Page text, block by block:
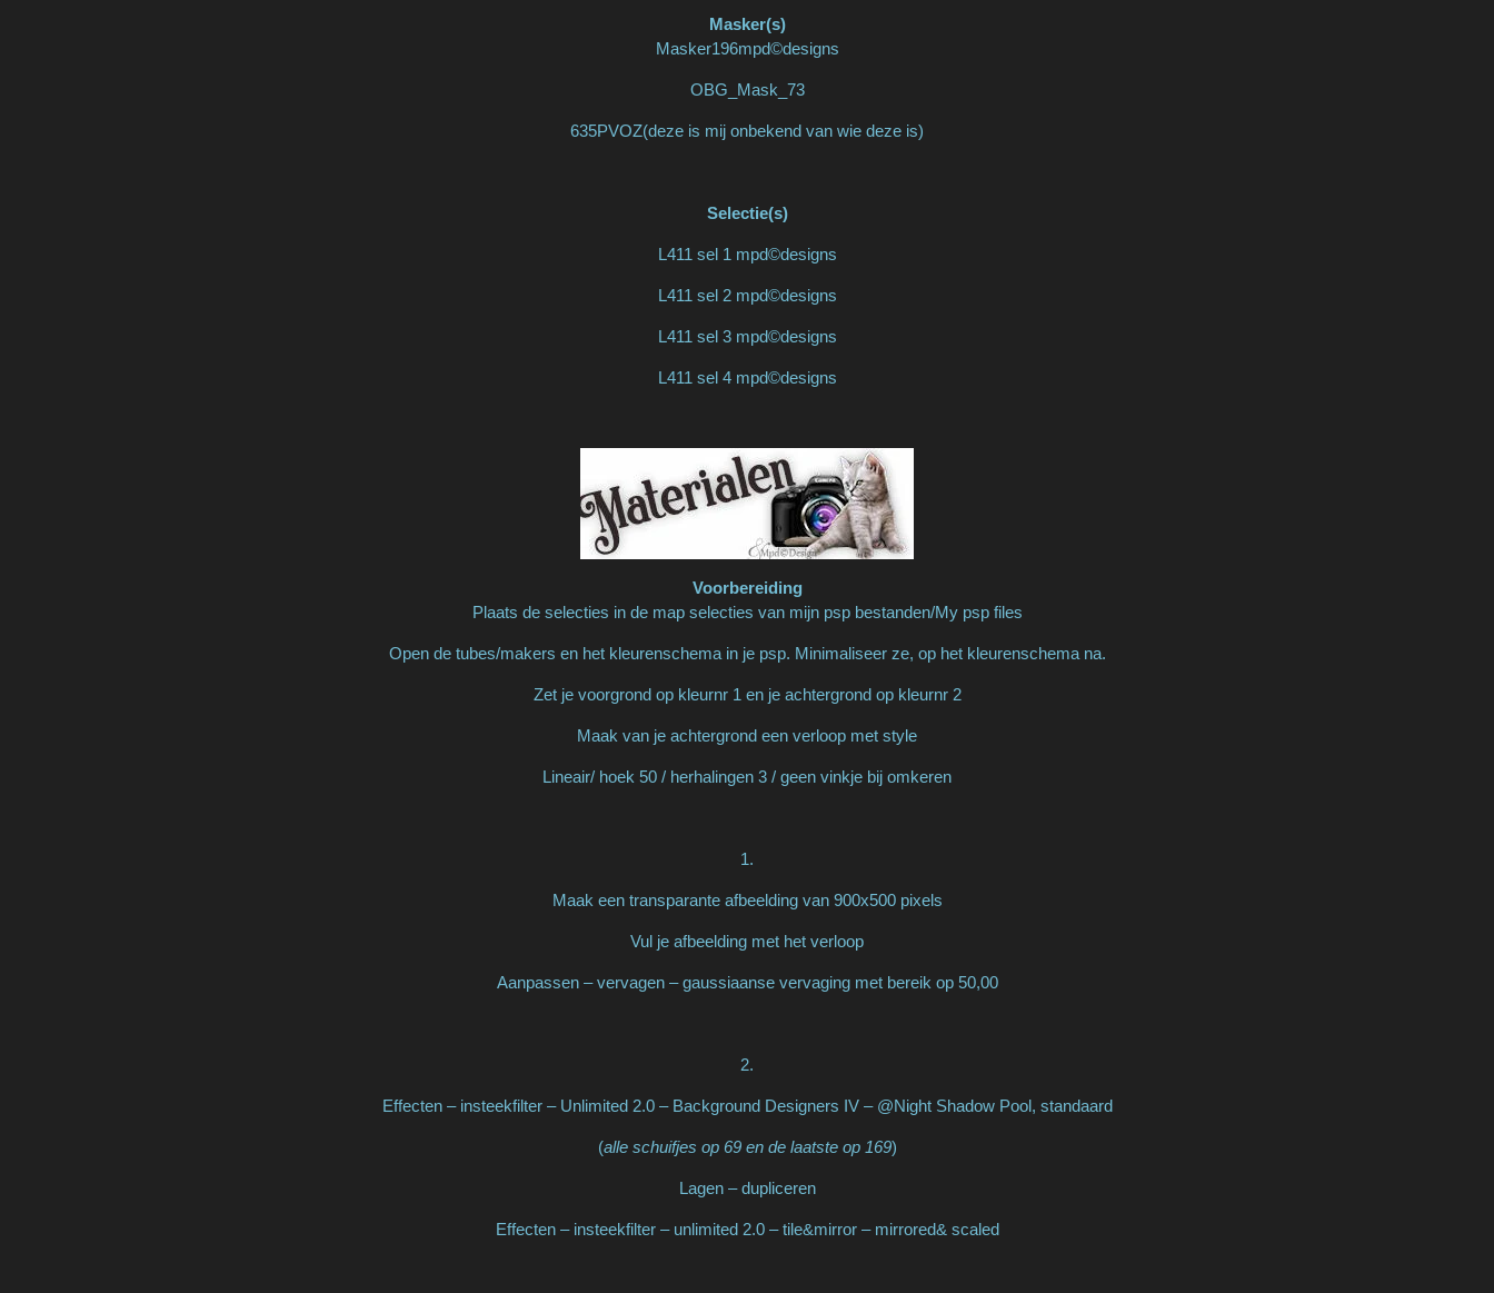
Masker(s)
Masker196mpd©designs
OBG_Mask_73
635PVOZ(deze is mij onbekend van wie deze is)
Selectie(s)
L411 sel 1 mpd©designs
L411 sel 2 mpd©designs
L411 sel 3 mpd©designs
L411 sel 4 mpd©designs
Voorbereiding
Plaats de selecties in de map selecties van mijn psp bestanden/My psp files
Open de tubes/makers en het kleurenschema in je psp. Minimaliseer ze, op het kleurenschema na.
Zet je voorgrond op kleurnr 1 en je achtergrond op kleurnr 2
Maak van je achtergrond een verloop met style
Lineair/ hoek 50 / herhalingen 3 / geen vinkje bij omkeren
1.
Maak een transparante afbeelding van 900x500 pixels
Vul je afbeelding met het verloop
Aanpassen – vervagen – gaussiaanse vervaging met bereik op 50,00
2.
Effecten – insteekfilter – Unlimited 2.0 – Background Designers IV – @Night Shadow Pool, standaard
(alle schuifjes op 69 en de laatste op 169)
Lagen – dupliceren
Effecten – insteekfilter – unlimited 2.0 – tile&mirror – mirrored& scaled